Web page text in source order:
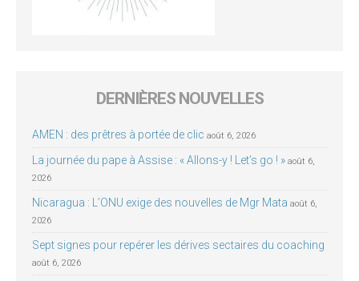
DERNIÈRES NOUVELLES
AMEN : des prêtres à portée de clic août 6, 2026
La journée du pape à Assise : « Allons-y ! Let’s go ! » août 6,
2026
Nicaragua : L’ONU exige des nouvelles de Mgr Mata août 6,
2026
Sept signes pour repérer les dérives sectaires du coaching
août 6, 2026